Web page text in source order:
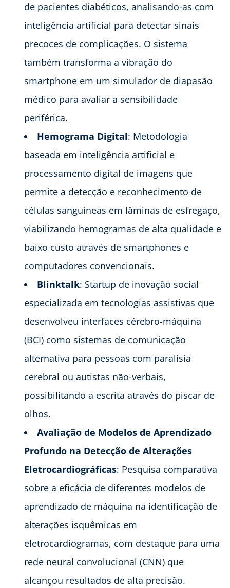
de pacientes diabéticos, analisando-as com
inteligência artificial para detectar sinais
precoces de complicações. O sistema
também transforma a vibração do
smartphone em um simulador de diapasão
médico para avaliar a sensibilidade
periférica.
Hemograma Digital: Metodologia
baseada em inteligência artificial e
processamento digital de imagens que
permite a detecção e reconhecimento de
células sanguíneas em lâminas de esfregaço,
viabilizando hemogramas de alta qualidade e
baixo custo através de smartphones e
computadores convencionais.
Blinktalk: Startup de inovação social
especializada em tecnologias assistivas que
desenvolveu interfaces cérebro-máquina
(BCI) como sistemas de comunicação
alternativa para pessoas com paralisia
cerebral ou autistas não-verbais,
possibilitando a escrita através do piscar de
olhos.
Avaliação de Modelos de Aprendizado
Profundo na Detecção de Alterações
Eletrocardiográficas: Pesquisa comparativa
sobre a eficácia de diferentes modelos de
aprendizado de máquina na identificação de
alterações isquêmicas em
eletrocardiogramas, com destaque para uma
rede neural convolucional (CNN) que
alcançou resultados de alta precisão.